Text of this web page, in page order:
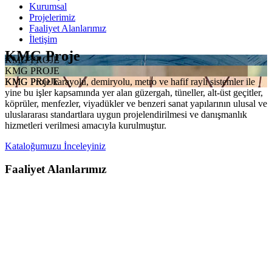
Kurumsal
Projelerimiz
Faaliyet Alanlarımız
İletişim
KMG PROJE
KMG PROJE
KMG PROJE
KMG Proje
KMG Proje karayolu, demiryolu, metro ve hafif raylı sistemler ile
yine bu işler kapsamında yer alan güzergah, tüneller, alt-üst geçitler,
köprüler, menfezler, viyadükler ve benzeri sanat yapılarının ulusal ve
uluslararası standartlara uygun projelendirilmesi ve danışmanlık
hizmetleri verilmesi amacıyla kurulmuştur.
Kataloğumuzu İnceleyiniz
Faaliyet Alanlarımız